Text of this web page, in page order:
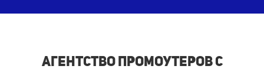
Агентство промоутеров с